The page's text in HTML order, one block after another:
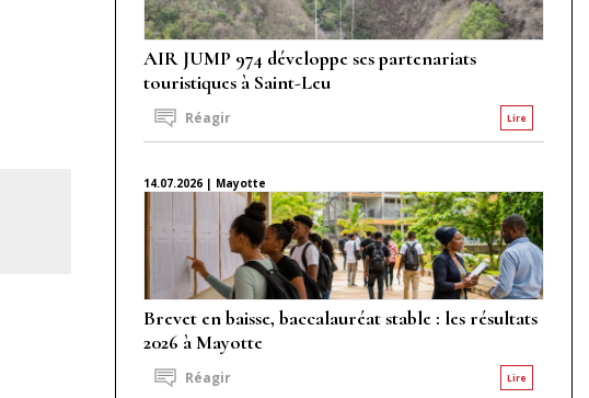
AIR JUMP 974 développe ses partenariats
touristiques à Saint-Leu
Lire
Réagir
14.07.2026 | Mayotte
Brevet en baisse, baccalauréat stable : les résultats
2026 à Mayotte
Lire
Réagir